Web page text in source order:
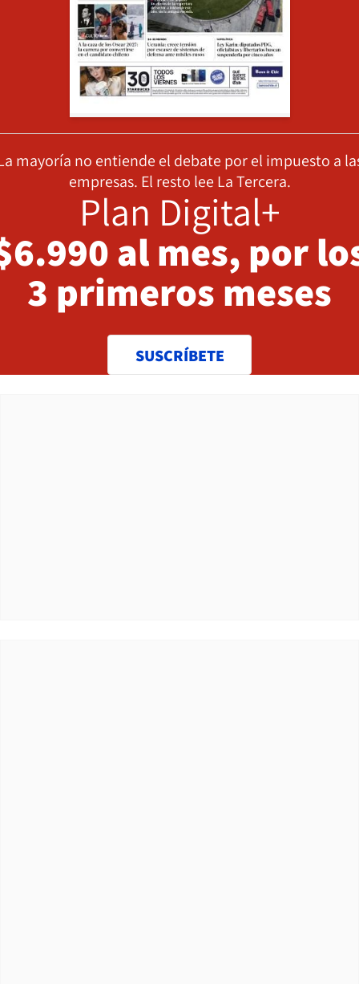
mayoría no entiende el debate por el impuesto a
empresas. El resto lee La Tercera.
Plan Digital+
al mes, por
3 primeros meses
SUSCRÍBETE